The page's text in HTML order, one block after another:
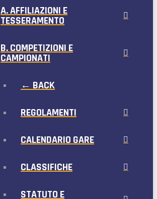
A. AFFILIAZIONI E
TESSERAMENTO
B. COMPETIZIONI E
CAMPIONATI
← BACK
REGOLAMENTI
CALENDARIO GARE
CLASSIFICHE
STATUTO E